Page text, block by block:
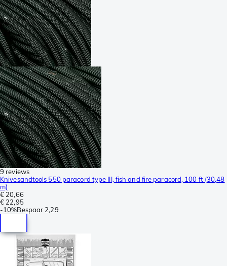
9 reviews
Knivesandtools 550 paracord type III, fish and fire paracord, 100 ft (30,48
m)
€ 20,66
€ 22,95
-10%Bespaar 2,29